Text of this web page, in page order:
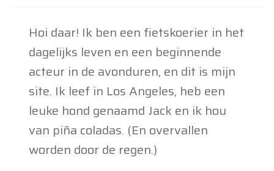
Hoi daar! Ik ben een fietskoerier in het
dagelijks leven en een beginnende
acteur in de avonduren, en dit is mijn
site. Ik leef in Los Angeles, heb een
leuke hond genaamd Jack en ik hou
van piña coladas. (En overvallen
worden door de regen.)